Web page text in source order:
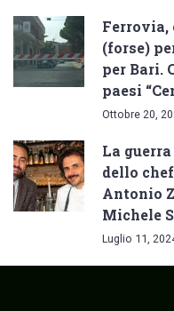
Ferrovia,
(forse)
per Bari.
paesi
Ottobre 20,
La
dello
Antonio
Michele
Luglio 11,